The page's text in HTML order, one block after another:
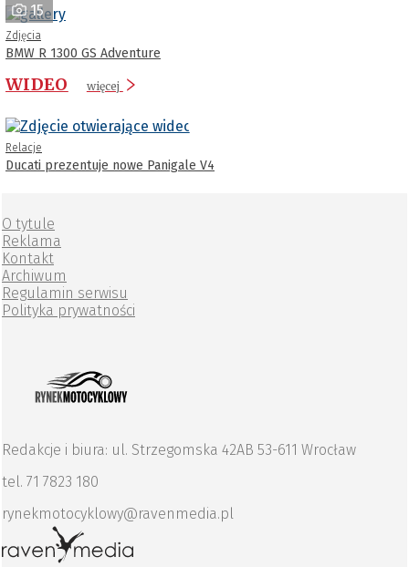
15
Zdjęcia
BMW R 1300 GS Adventure
WIDEO więcej
Relacje
Ducati prezentuje nowe Panigale V4
O tytule
Reklama
Kontakt
Archiwum
Regulamin serwisu
Polityka prywatności
Redakcje i biura: ul. Strzegomska 42AB 53-611 Wrocław
tel. 71 7823 180
rynekmotocyklowy@ravenmedia.pl